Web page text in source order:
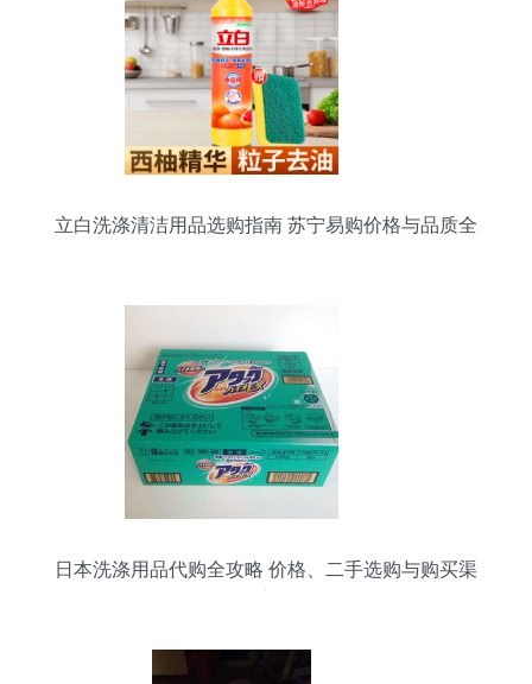
立白洗涤清洁用品选购指南 苏宁易购价格与品质全
日本洗涤用品代购全攻略 价格、二手选购与购买渠